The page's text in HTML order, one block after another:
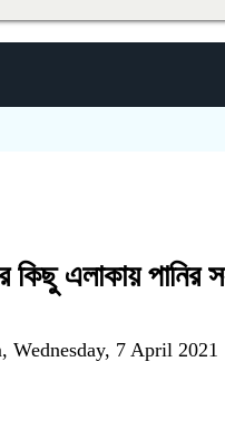
কিছু এলাকায় পানির
Wednesday, 7 April 2021